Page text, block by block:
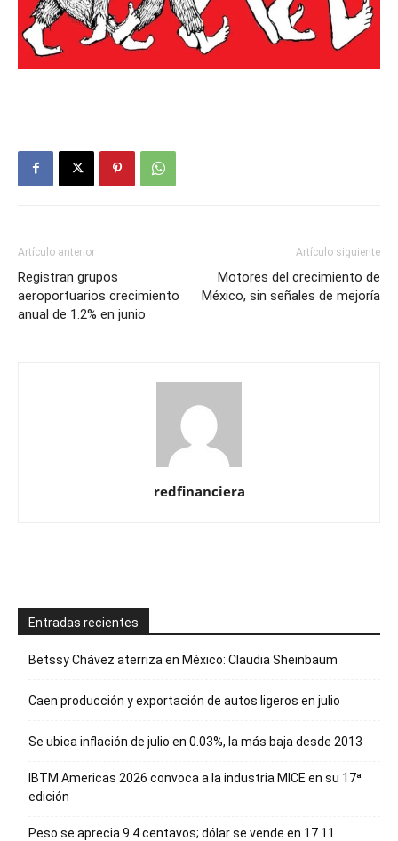
Artículo anterior
Registran grupos
aeroportuarios crecimiento
anual de 1.2% en junio
Artículo siguiente
Motores del crecimiento de
México, sin señales de mejoría
redfinanciera
Entradas recientes
Betssy Chávez aterriza en México: Claudia Sheinbaum
Caen producción y exportación de autos ligeros en julio
Se ubica inflación de julio en 0.03%, la más baja desde 2013
IBTM Americas 2026 convoca a la industria MICE en su 17ª
edición
Peso se aprecia 9.4 centavos; dólar se vende en 17.11